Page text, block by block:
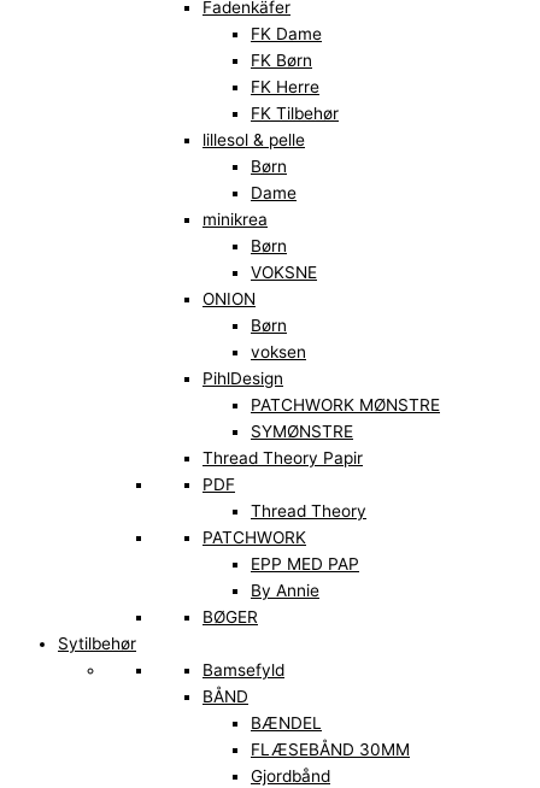
Fadenkäfer
FK Dame
FK Børn
FK Herre
FK Tilbehør
lillesol & pelle
Børn
Dame
minikrea
Børn
VOKSNE
ONION
Børn
voksen
PihlDesign
PATCHWORK MØNSTRE
SYMØNSTRE
Thread Theory Papir
PDF
Thread Theory
PATCHWORK
EPP MED PAP
By Annie
BØGER
Sytilbehør
Bamsefyld
BÅND
BÆNDEL
FLÆSEBÅND 30MM
Gjordbånd